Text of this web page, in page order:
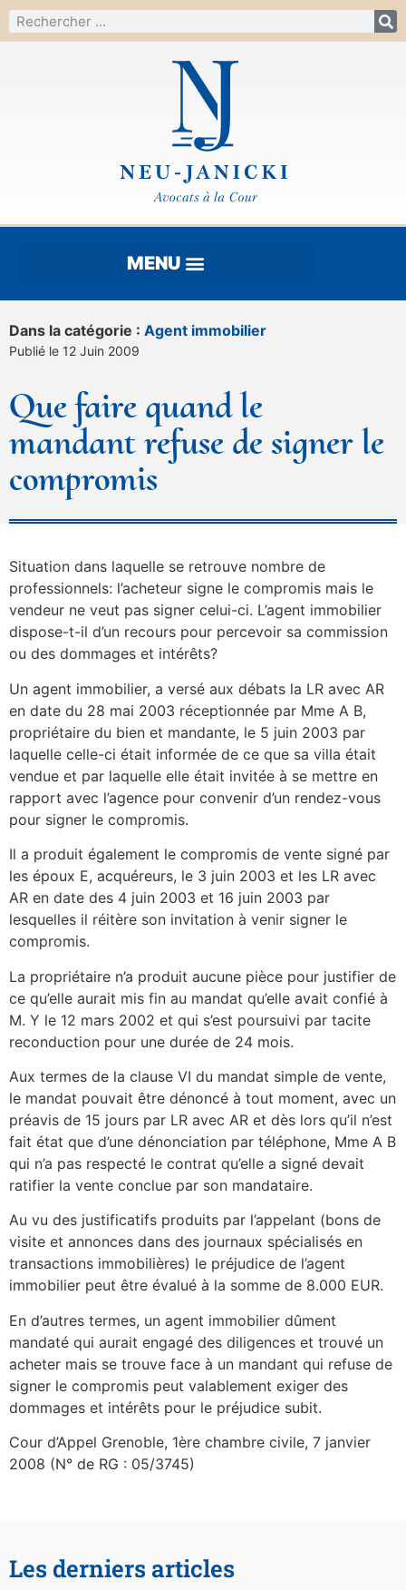
Dans la catégorie : Agent immobilier
Publié le 12 Juin 2009
Que faire quand le
mandant refuse de signer le
compromis
Situation dans laquelle se retrouve nombre de
professionnels: l’acheteur signe le compromis mais le
vendeur ne veut pas signer celui-ci. L’agent immobilier
dispose-t-il d’un recours pour percevoir sa commission
ou des dommages et intérêts?
Un agent immobilier, a versé aux débats la LR avec AR
en date du 28 mai 2003 réceptionnée par Mme A B,
propriétaire du bien et mandante, le 5 juin 2003 par
laquelle celle-ci était informée de ce que sa villa était
vendue et par laquelle elle était invitée à se mettre en
rapport avec l’agence pour convenir d’un rendez-vous
pour signer le compromis.
Il a produit également le compromis de vente signé par
les époux E, acquéreurs, le 3 juin 2003 et les LR avec
AR en date des 4 juin 2003 et 16 juin 2003 par
lesquelles il réitère son invitation à venir signer le
compromis.
La propriétaire n’a produit aucune pièce pour justifier de
ce qu’elle aurait mis fin au mandat qu’elle avait confié à
M. Y le 12 mars 2002 et qui s’est poursuivi par tacite
reconduction pour une durée de 24 mois.
Aux termes de la clause VI du mandat simple de vente,
le mandat pouvait être dénoncé à tout moment, avec un
préavis de 15 jours par LR avec AR et dès lors qu’il n’est
fait état que d’une dénonciation par téléphone, Mme A B
qui n’a pas respecté le contrat qu’elle a signé devait
ratifier la vente conclue par son mandataire.
Au vu des justificatifs produits par l’appelant (bons de
visite et annonces dans des journaux spécialisés en
transactions immobilières) le préjudice de l’agent
immobilier peut être évalué à la somme de 8.000 EUR.
En d’autres termes, un agent immobilier dûment
mandaté qui aurait engagé des diligences et trouvé un
acheter mais se trouve face à un mandant qui refuse de
signer le compromis peut valablement exiger des
dommages et intérêts pour le préjudice subit.
Cour d’Appel Grenoble, 1ère chambre civile, 7 janvier
2008 (N° de RG : 05/3745)
Les derniers articles